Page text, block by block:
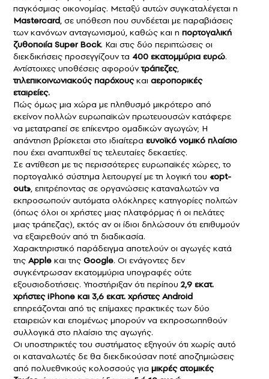
παγκόσμιας οικονομίας. Μεταξύ αυτών συγκαταλέγεται η
Mastercard, σε υπόθεση που συνδέεται με παραβιάσεις
των κανόνων ανταγωνισμού, καθώς και η πορτογαλική
ζυθοποιία Super Bock. Και στις δύο περιπτώσεις οι
διεκδικήσεις προσεγγίζουν τα 400 εκατομμύρια ευρώ.
Αντίστοιχες υποθέσεις αφορούντράπεζες,
τηλεπικοινωνιακούς παρόχουςκαι αεροπορικές
εταιρείες.
Πώς όμως μια χώρα με πληθυσμό μικρότερο από
εκείνον πολλών ευρωπαϊκών πρωτευουσών κατάφερε
να μετατραπεί σε επίκεντρο ομαδικών αγωγών; Η
απάντηση βρίσκεται στο ιδιαίτερα ευνοϊκό νομικό πλαίσιο
που έχει αναπτυχθεί τις τελευταίες δεκαετίες.
Σε αντίθεση με τις περισσότερες ευρωπαϊκές χώρες, το
πορτογαλικό σύστημα λειτουργεί με τη λογική του «opt-
out», επιτρέποντας σε οργανώσεις καταναλωτών να
εκπροσωπούν αυτόματα ολόκληρες κατηγορίες πολιτών
(όπως όλοι οι χρήστες μιας πλατφόρμας ή οι πελάτες
μιας τράπεζας), εκτός αν οι ίδιοι δηλώσουν ότι επιθυμούν
να εξαιρεθούν από τη διαδικασία.
Χαρακτηριστικό παράδειγμα αποτελούν οι αγωγές κατά
της Apple και της Google. Οι ενάγοντες δεν
συγκέντρωσαν εκατομμύρια υπογραφές ούτε
εξουσιοδοτήσεις. Υποστήριξαν ότι περίπου 2,9 εκατ.
χρήστες iPhone και 3,6 εκατ. χρήστες Android
επηρεάζονται από τις επίμαχες πρακτικές των δύο
εταιρειών και επομένως μπορούν να εκπροσωπηθούν
συλλογικά στο πλαίσιο της αγωγής.
Οι υποστηρικτές του συστήματος εξηγούν ότι χωρίς αυτό
οι καταναλωτές δε θα διεκδικούσαν ποτέ αποζημιώσεις
από πολυεθνικούς κολοσσούς για μικρές ατομικές